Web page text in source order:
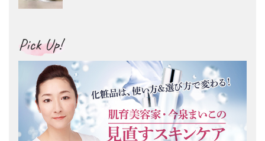
Pick Up!